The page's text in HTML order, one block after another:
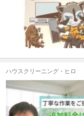
ハウスクリーニング・ヒロ